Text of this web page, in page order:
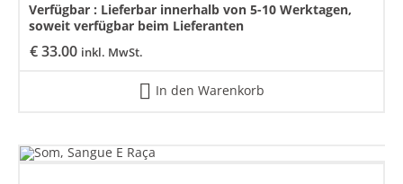
€33.00 inkl. MwSt.
Verfügbar : Lieferbar innerhalb von 5-10 Werktagen,
soweit verfügbar beim Lieferanten
In den Warenkorb